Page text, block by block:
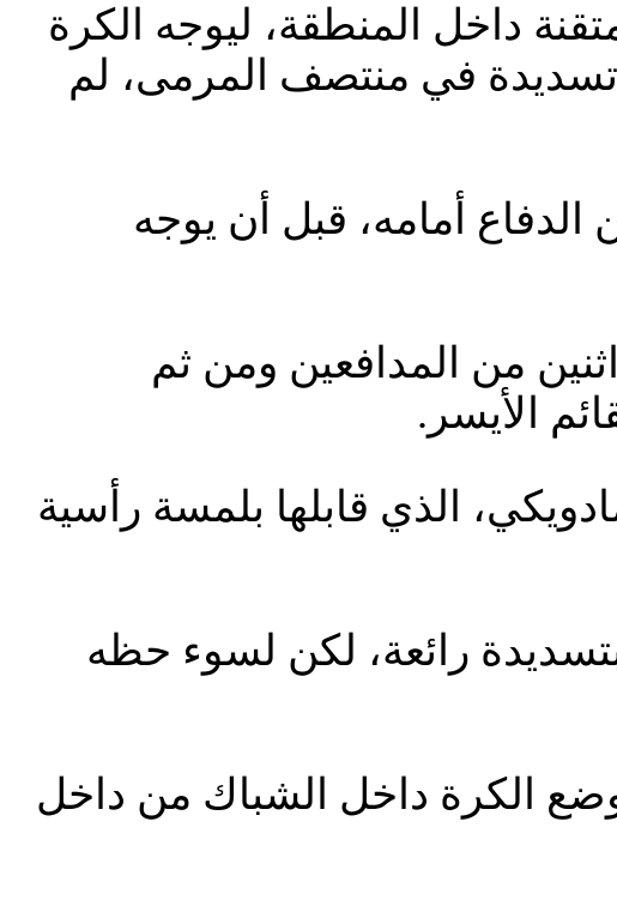
داخل المنطقة، ليوجه الكرة
تسديدة في منتصف المرمى، لم
الدفاع أمامه، قبل أن يوجه
من المدافعين ومن ثم
الأيسر.
الذي قابلها بلمسة رأسية
رائعة، لكن لسوء حظه
الكرة داخل الشباك من داخل